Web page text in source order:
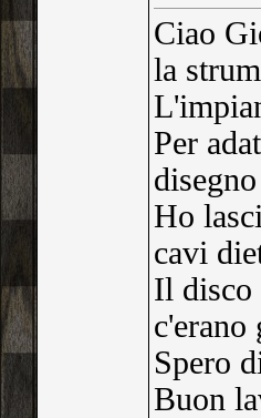
Ciao
la
Per
Ho
cavi
Il disco
c'erano
Spero
Buon